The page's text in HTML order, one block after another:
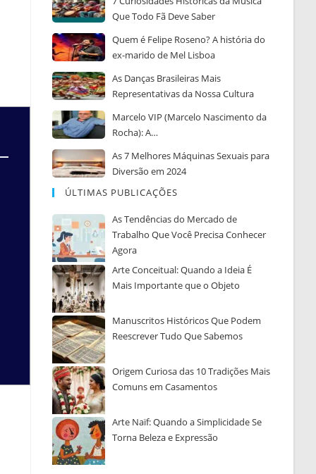
Que Todo Fã Deve Saber
Quem é Felipe Roseno? A história do
ex-marido de Mel Lisboa
As Danças Brasileiras Mais
Representativas da Nossa Cultura
Marcelo VIP (Marcelo Nascimento da
Rocha): A…
As 7 Melhores Máquinas Sexuais para
Diversão em 2024
ÚLTIMAS PUBLICAÇÕES
As Tendências do Mercado de
Trabalho Que Você Precisa Conhecer
Agora
Arte Conceitual: Quando a Ideia É
Mais Importante que o Objeto
Manuscritos Históricos Que Podem
Reescrever Tudo Que Sabemos
Origem Curiosa das 10 Tradições Mais
Comuns em Casamentos
Arte Naïf: Quando a Simplicidade Se
Torna Beleza e Expressão